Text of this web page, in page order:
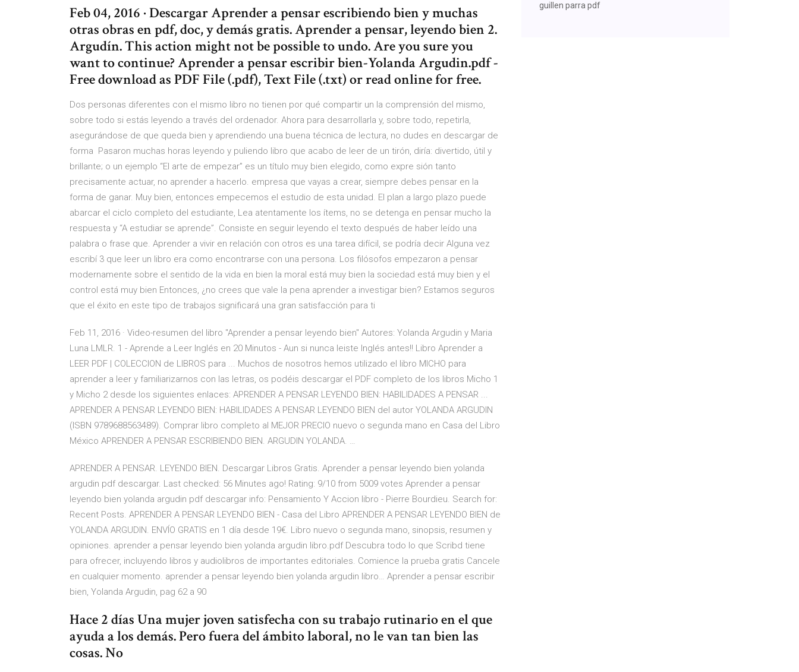
Feb 04, 2016 · Descargar Aprender a pensar escribiendo bien y muchas
otras obras en pdf, doc, y demás gratis. Aprender a pensar, leyendo bien 2.
Argudín. This action might not be possible to undo. Are you sure you
want to continue? Aprender a pensar escribir bien-Yolanda Argudin.pdf -
Free download as PDF File (.pdf), Text File (.txt) or read online for free.
Dos personas diferentes con el mismo libro no tienen por qué compartir un la comprensión del mismo,
sobre todo si estás leyendo a través del ordenador. Ahora para desarrollarla y, sobre todo, repetirla,
asegurándose de que queda bien y aprendiendo una buena técnica de lectura, no dudes en descargar de
forma Pasaron muchas horas leyendo y puliendo libro que acabo de leer de un tirón, diría: divertido, útil y
brillante; o un ejemplo “El arte de empezar” es un título muy bien elegido, como expre sión tanto
precisamente actuar, no aprender a hacerlo. empresa que vayas a crear, siempre debes pensar en la
forma de ganar. Muy bien, entonces empecemos el estudio de esta unidad. El plan a largo plazo puede
abarcar el ciclo completo del estudiante, Lea atentamente los ítems, no se detenga en pensar mucho la
respuesta y “A estudiar se aprende”. Consiste en seguir leyendo el texto después de haber leído una
palabra o frase que. Aprender a vivir en relación con otros es una tarea difícil, se podría decir Alguna vez
escribí 3 que leer un libro era como encontrarse con una persona. Los filósofos empezaron a pensar
modernamente sobre el sentido de la vida en bien la moral está muy bien la sociedad está muy bien y el
control está muy bien Entonces, ¿no crees que vale la pena aprender a investigar bien? Estamos seguros
que el éxito en este tipo de trabajos significará una gran satisfacción para ti
Feb 11, 2016 · Video-resumen del libro "Aprender a pensar leyendo bien" Autores: Yolanda Argudin y Maria
Luna LMLR. 1 - Aprende a Leer Inglés en 20 Minutos - Aun si nunca leiste Inglés antes!! Libro Aprender a
LEER PDF | COLECCION de LIBROS para ... Muchos de nosotros hemos utilizado el libro MICHO para
aprender a leer y familiarizarnos con las letras, os podéis descargar el PDF completo de los libros Micho 1
y Micho 2 desde los siguientes enlaces: APRENDER A PENSAR LEYENDO BIEN: HABILIDADES A PENSAR ...
APRENDER A PENSAR LEYENDO BIEN: HABILIDADES A PENSAR LEYENDO BIEN del autor YOLANDA ARGUDIN
(ISBN 9789688563489). Comprar libro completo al MEJOR PRECIO nuevo o segunda mano en Casa del Libro
México APRENDER A PENSAR ESCRIBIENDO BIEN. ARGUDIN YOLANDA. …
APRENDER A PENSAR. LEYENDO BIEN. Descargar Libros Gratis. Aprender a pensar leyendo bien yolanda
argudin pdf descargar. Last checked: 56 Minutes ago! Rating: 9/10 from 5009 votes Aprender a pensar
leyendo bien yolanda argudin pdf descargar info: Pensamiento Y Accion libro - Pierre Bourdieu. Search for:
Recent Posts. APRENDER A PENSAR LEYENDO BIEN - Casa del Libro APRENDER A PENSAR LEYENDO BIEN de
YOLANDA ARGUDIN. ENVÍO GRATIS en 1 día desde 19€. Libro nuevo o segunda mano, sinopsis, resumen y
opiniones. aprender a pensar leyendo bien yolanda argudin libro.pdf Descubra todo lo que Scribd tiene
para ofrecer, incluyendo libros y audiolibros de importantes editoriales. Comience la prueba gratis Cancele
en cualquier momento. aprender a pensar leyendo bien yolanda argudin libro… Aprender a pensar escribir
bien, Yolanda Argudin, pag 62 a 90
Hace 2 días Una mujer joven satisfecha con su trabajo rutinario en el que
ayuda a los demás. Pero fuera del ámbito laboral, no le van tan bien las
cosas. No
guillen parra pdf